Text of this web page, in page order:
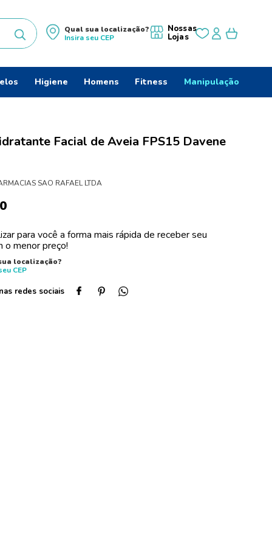
Qual sua localização?
Insira seu CEP
Nossas
Lojas
Higiene Homens Fitness Manipulação
Facial de Aveia FPS15 Davene
SAO RAFAEL LTDA
para você a forma mais rápida de receber seu
o menor preço!
localização?
CEP